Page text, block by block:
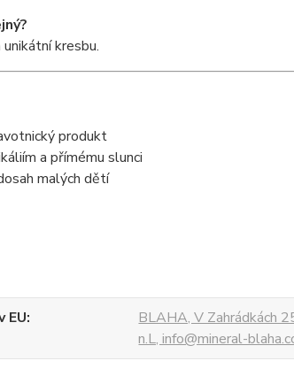
kresbu.
produkt
a přímému slunci
malých dětí
EU
BLAHA, V Zahrádkách
n.L, info@mineral-